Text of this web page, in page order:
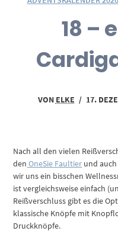
18 –
VON ELKE / 17.
Nach all den vielen
den OneSie Faultier und
wir uns ein bisschen
ist vergleichsweise einfach
Reißverschluss gibt es die
klassische Knöpfe mit
Druckknöpfe.